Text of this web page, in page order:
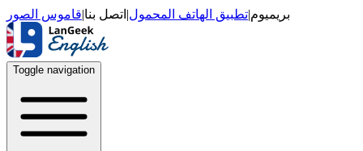
بريميوم|تطبيق الهاتف المحمول| اتصل بنا|قاموس الصور
Toggle navigation